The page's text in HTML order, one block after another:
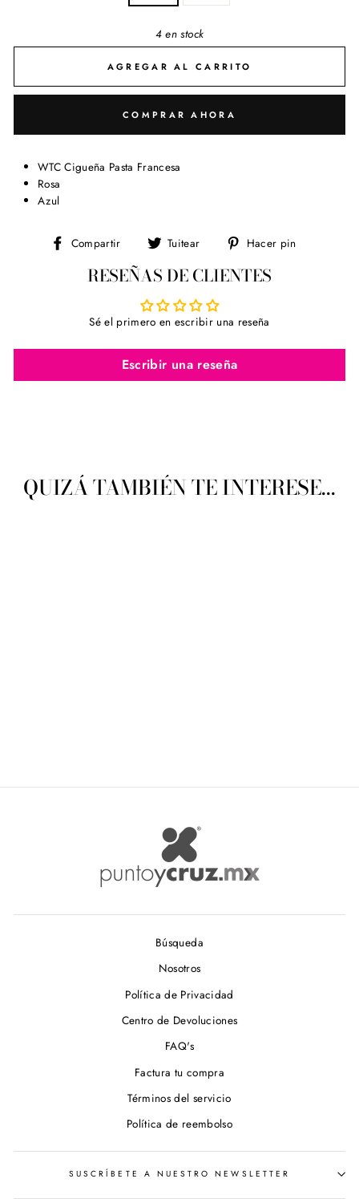
4 en stock
AGREGAR AL CARRITO
COMPRAR AHORA
WTC Cigueña Pasta Francesa
Rosa
Azul
Compartir
Compartir
Facebook
Tuitear
Tuitear
Twitter
Hacer pin
RESEÑAS DE CLIENTES
Sé el primero en escribir una reseña
Escribir una reseña
QUIZÁ TAMBIÉN TE INTERESE...
Búsqueda
Nosotros
Política de Privacidad
Centro de Devoluciones
FAQ's
Factura tu compra
Términos del servicio
Política de reembolso
SUSCRÍBETE A NUESTRO NEWSLETTER